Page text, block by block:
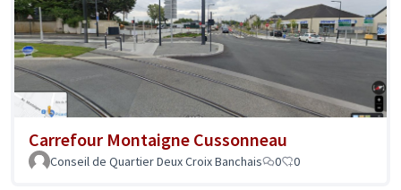
Carrefour Montaigne Cussonneau
Conseil de Quartier Deux Croix Banchais 0 0